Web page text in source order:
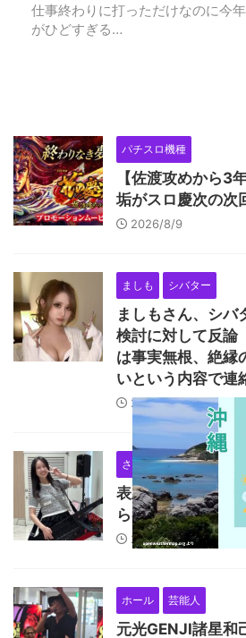
仕事終わりに打っただけなのに今
がひどすぎる…
パチスロ機種
【佐渡攻めから3
垢がスロ慶次の次
2026/8/9
ましも シバター
ましもさん、シバ
検討に対して反論
は事実無根、絶縁
いという内容で連
2026/8/9
さくらのーと
表立ったXアカウ
らのーとさんの現
2026/8/9
ホール 芸能人
元光GENJI諸星和